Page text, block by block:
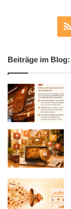
Beiträge im Blog: